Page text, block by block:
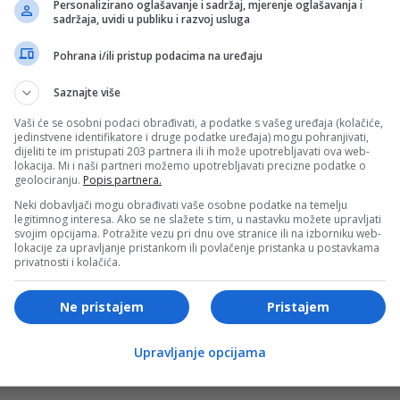
javnosti poznat i kao zagovornik liderstva, vojne
javnih nastupa nakon penzionisanja često je
i razvoja mladih lidera, ističući da su upravo disciplina i
njegov profesionalni put. Posebnu pažnju posvećuje
kapaciteta i izgradnji dugoročnih partnerstava, što
eventualnom diplomatskom mandatu u Bosni i
u Ambasadi SAD-a u BiH obavlja John Ginkel, a
pokazuje namjeru Washingtona da zadrži puni
Johnsona ukoliko dođe na mjesto ambasadora SAD-a
fokus mogao biti usmjeren na ekonomske i energetske
projekta Južne interkonekcije.
Personalizirano oglašavanje i sadržaj, mjerenje oglašavanja i
sadržaja, uvidi u publiku i razvoj usluga
Pohrana i/ili pristup podacima na uređaju
Saznajte više
Vaši će se osobni podaci obrađivati, a podatke s vašeg uređaja (kolačiće,
jedinstvene identifikatore i druge podatke uređaja) mogu pohranjivati,
dijeliti te im pristupati 203 partnera ili ih može upotrebljavati ova web-
lokacija. Mi i naši partneri možemo upotrebljavati precizne podatke o
geolociranju. Popis partnera.
Neki dobavljači mogu obrađivati vaše osobne podatke na temelju
legitimnog interesa. Ako se ne slažete s tim, u nastavku možete upravljati
svojim opcijama. Potražite vezu pri dnu ove stranice ili na izborniku web-
lokacije za upravljanje pristankom ili povlačenje pristanka u postavkama
privatnosti i kolačića.
Pristajem
Ne pristajem
Upravljanje opcijama